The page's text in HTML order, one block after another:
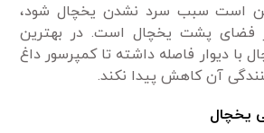
است سبب سرد نشدن یخچال شود،
فضای پشت یخچال است. در بهترین
با دیوار فاصله داشته تا کمپرسور داغ
آن کاهش پیدا نکند.
یخچال